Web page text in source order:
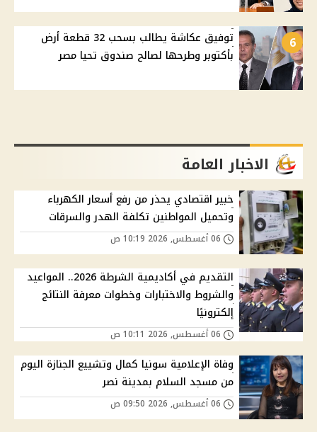
6
توفيق عكاشة يطالب بسحب 32 قطعة أرض
بأكتوبر وطرحها لصالح صندوق تحيا مصر
الاخبار العامة
خبير اقتصادي يحذر من رفع أسعار الكهرباء
وتحميل المواطنين تكلفة الهدر والسرقات
التقديم في أكاديمية الشرطة 2026.. المواعيد
والشروط والاختبارات وخطوات معرفة النتائج
إلكترونيًا
وفاة الإعلامية سونيا كمال وتشييع الجنازة اليوم
من مسجد السلام بمدينة نصر